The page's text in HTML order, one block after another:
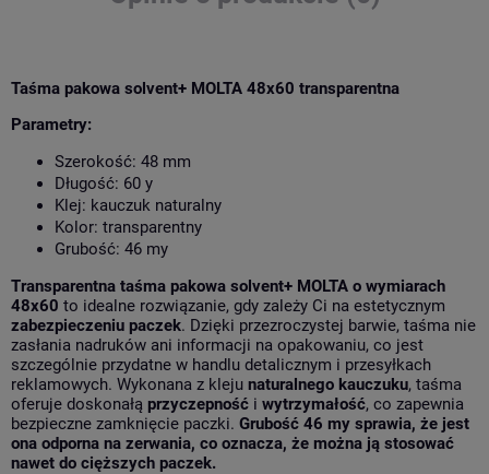
Taśma pakowa solvent+ MOLTA 48x60 transparentna
Parametry:
Szerokość: 48 mm
Długość: 60 y
Klej: kauczuk naturalny
Kolor: transparentny
Grubość: 46 my
Transparentna taśma pakowa solvent+ MOLTA o wymiarach
48x60 to idealne rozwiązanie, gdy zależy Ci na estetycznym
zabezpieczeniu paczek. Dzięki przezroczystej barwie, taśma nie
zasłania nadruków ani informacji na opakowaniu, co jest
szczególnie przydatne w handlu detalicznym i przesyłkach
reklamowych. Wykonana z kleju naturalnego kauczuku, taśma
oferuje doskonałą przyczepność i wytrzymałość, co zapewnia
bezpieczne zamknięcie paczki. Grubość 46 my sprawia, że jest
ona odporna na zerwania, co oznacza, że można ją stosować
nawet do cięższych paczek.